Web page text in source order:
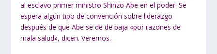
al esclavo primer ministro Shinzo Abe en el poder. Se
espera algún tipo de convención sobre liderazgo
después de que Abe se de de baja «por razones de
mala salud», dicen. Veremos.